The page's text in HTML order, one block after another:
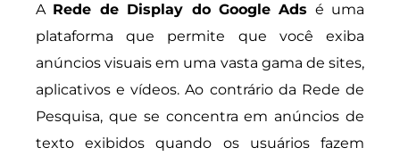
A Rede de Display do Google Ads é uma
plataforma que permite que você exiba
anúncios visuais em uma vasta gama de sites,
aplicativos e vídeos. Ao contrário da Rede de
Pesquisa, que se concentra em anúncios de
texto exibidos quando os usuários fazem